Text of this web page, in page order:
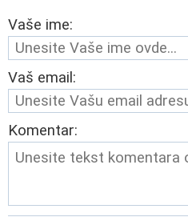
Vaše ime:
Vaš email:
Komentar: